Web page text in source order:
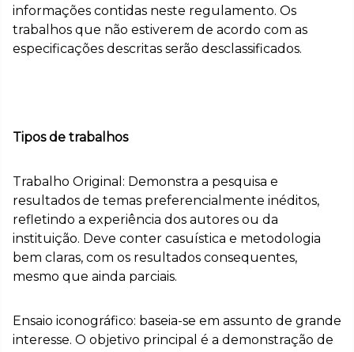
informações contidas neste regulamento. Os
trabalhos que não estiverem de acordo com as
especificações descritas serão desclassificados.
Tipos de trabalhos
Trabalho Original: Demonstra a pesquisa e
resultados de temas preferencialmente inéditos,
refletindo a experiência dos autores ou da
instituição. Deve conter casuística e metodologia
bem claras, com os resultados consequentes,
mesmo que ainda parciais.
Ensaio iconográfico: baseia-se em assunto de grande
interesse. O objetivo principal é a demonstração de